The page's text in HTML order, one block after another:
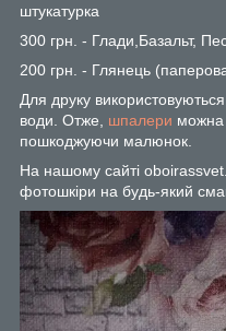
штукатурка
300 грн. - Глади,Базальт,
200 грн. - Глянець
Для друку
води. Отже, шпалери можна
пошкоджуючи малюнок.
На нашому сайті
фотошкіри на будь-який